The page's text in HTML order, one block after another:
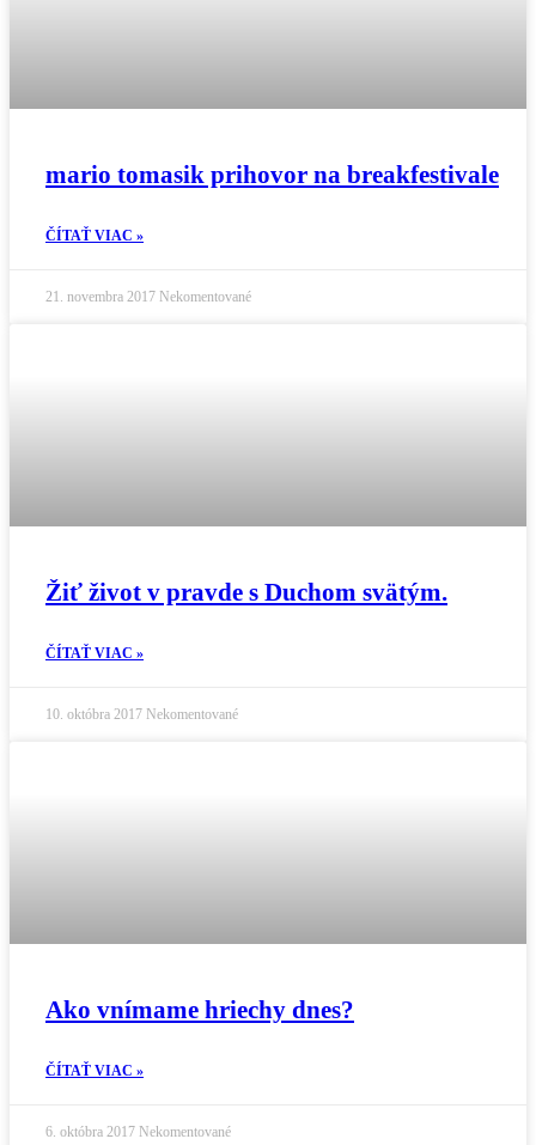
mario tomasik prihovor na breakfestivale
ČÍTAŤ VIAC »
21. novembra 2017 Nekomentované
Žiť život v pravde s Duchom svätým.
ČÍTAŤ VIAC »
10. októbra 2017 Nekomentované
Ako vnímame hriechy dnes?
ČÍTAŤ VIAC »
6. októbra 2017 Nekomentované